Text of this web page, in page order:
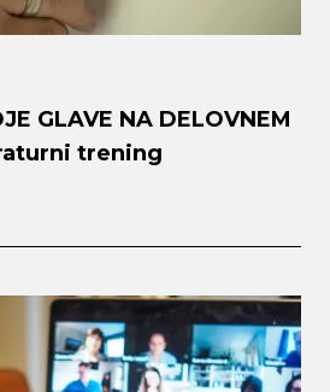
GLAVE NA DELOVNEM
trening